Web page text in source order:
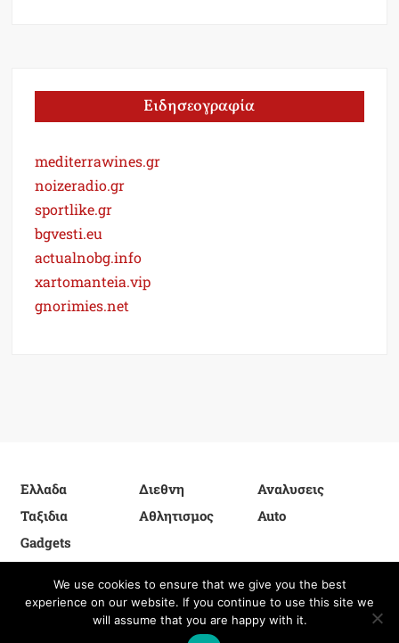
Ειδησεογραφία
mediterrawines.gr
noizeradio.gr
sportlike.gr
bgvesti.eu
actualnobg.info
xartomanteia.vip
gnorimies.net
Ελλαδα Διεθνη
Αναλυσεις
Ταξιδια
Αθλητισμος
Auto
Gadgets
Proudly powered by WordPress|Theme: FreeNews|By
ThemeSpiral.com.
We use cookies to ensure that we give you the best
experience on our website. If you continue to use this site we
will assume that you are happy with it.